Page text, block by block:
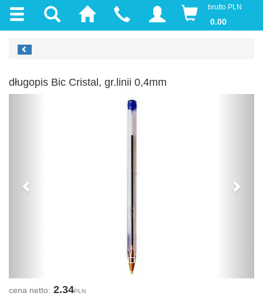
brutto PLN
0.00
długopis Bic Cristal, gr.linii 0,4mm
cena netto: 2.34PLN